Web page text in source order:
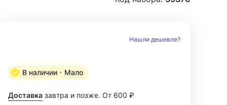
Нашли дешевле?
В наличии Мало
Доставка завтра и позже. От 600 ₽